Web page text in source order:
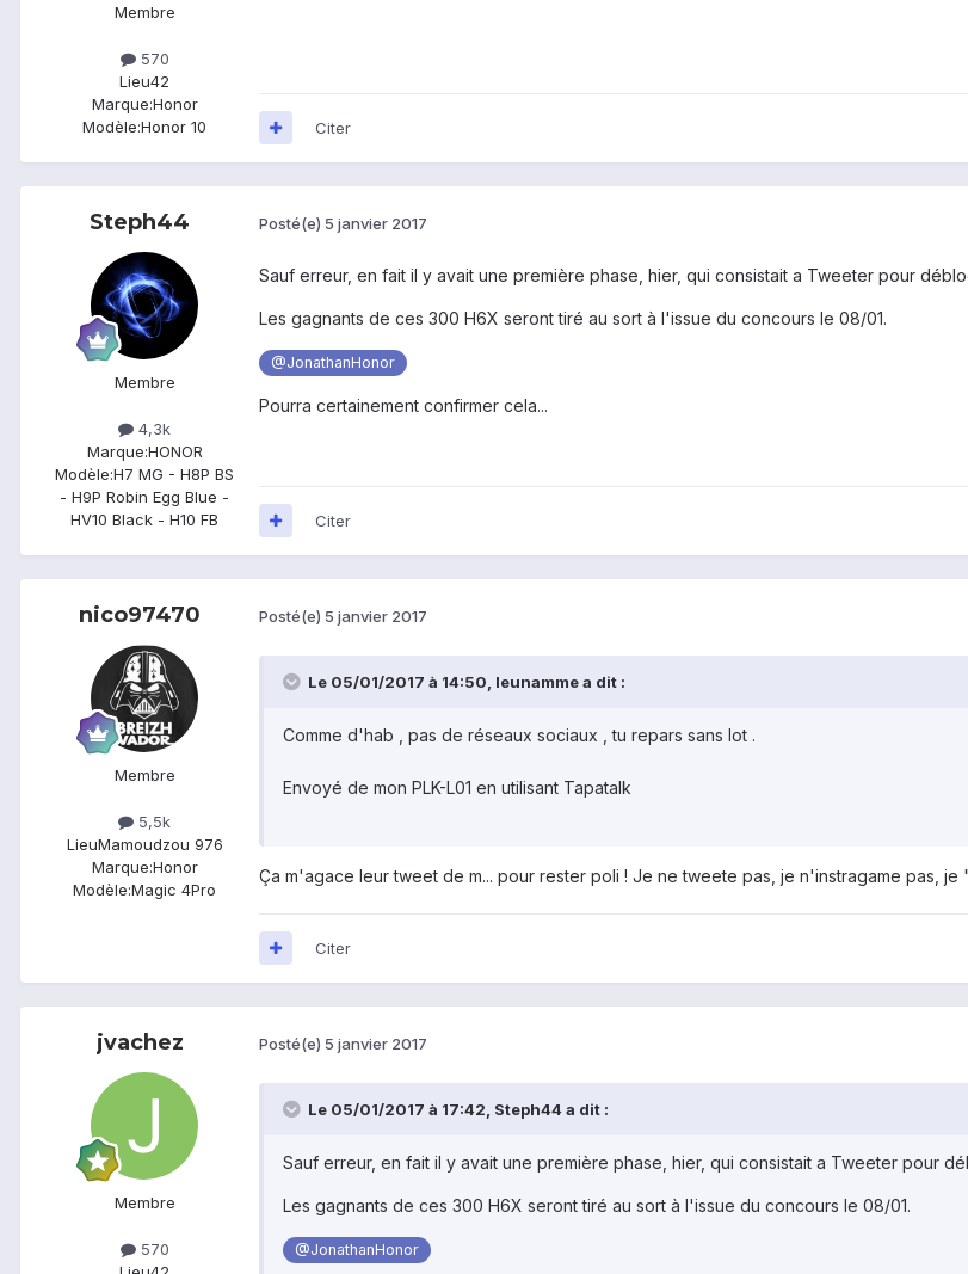
Membre
570
Lieu42
Marque:Honor
Modèle:Honor 10 Citer
Steph44
Membre
4,3k
Marque:HONOR
Modèle:H7 MG - H8P BS
- H9P Robin Egg Blue -
HV10 Black - H10 FB
Posté(e) 5 janvier 2017
Sauf erreur, en fait il y avait une première phase, hier, qui consistait a Tweeter pour
Les gagnants de ces 300 H6X seront tiré au sort à l'issue du concours le 08/01.
@JonathanHonor
Pourra certainement confirmer cela...
Citer
nico97470
Membre
5,5k
LieuMamoudzou 976
Marque:Honor
Modèle:Magic 4Pro
Posté(e) 5 janvier 2017
Le 05/01/2017 à 14:50, leunammea dit :
Comme d'hab , pas de réseaux sociaux , tu repars sans lot .
Envoyé de mon PLK-L01 en utilisant Tapatalk
Ça m'agace leur tweet de m... pour rester poli ! Je ne tweete pas, je n'instragame pas, je
Citer
jvachez
Membre
570
Posté(e) 5 janvier 2017
Le 05/01/2017 à 17:42, Steph44 a dit :
Sauf erreur, en fait il y avait une première phase, hier, qui consistait a Tweeter pour
Les gagnants de ces 300 H6X seront tiré au sort à l'issue du concours le 08/01.
@JonathanHonor